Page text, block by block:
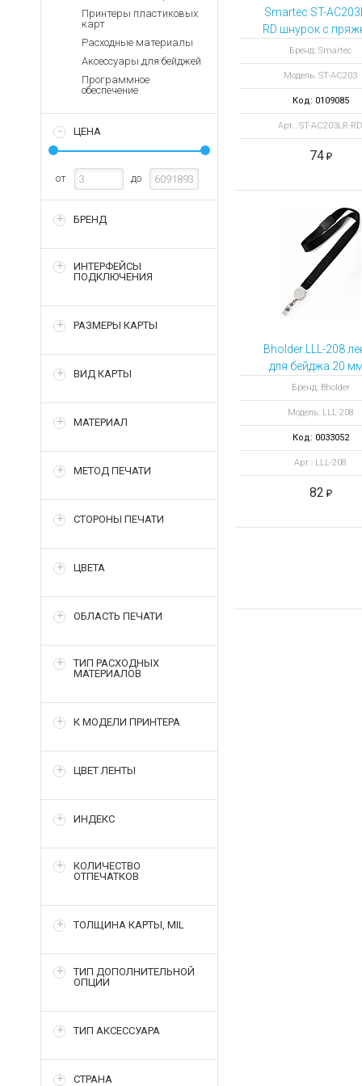
Запасные
части
Терминалы
оплаты
Зарядные устройства
Архивные товары
Принтеры пластиковых
карт
Расходные материалы
Аксессуары для бейджей
Программное
обеспечение
ЦЕНА
от до
БРЕНД
ИНТЕРФЕЙСЫ
ПОДКЛЮЧЕНИЯ
РАЗМЕРЫ КАРТЫ
ВИД КАРТЫ
МАТЕРИАЛ
МЕТОД ПЕЧАТИ
СТОРОНЫ ПЕЧАТИ
ЦВЕТА
ОБЛАСТЬ ПЕЧАТИ
ТИП РАСХОДНЫХ
МАТЕРИАЛОВ
К МОДЕЛИ ПРИНТЕРА
ЦВЕТ ЛЕНТЫ
ИНДЕКС
КОЛИЧЕСТВО
ОТПЕЧАТКОВ
ТОЛЩИНА КАРТЫ, MIL
ТИП ДОПОЛНИТЕЛЬНОЙ
ОПЦИИ
ТИП АКСЕССУАРА
СТРАНА
Smartec ST-
RD шнурок с
и ретрактором
красный
Бренд: Smartec
Модель: ST-AC203
Код: 0109085
Арт.: ST-AC203LR-RD
74
Bholder LLL-208
для бейджа 20
креплением
пластиковый
ретрактор
Бренд: Bholder
Модель: LLL-208
Код: 0033052
Арт.: LLL-208
82